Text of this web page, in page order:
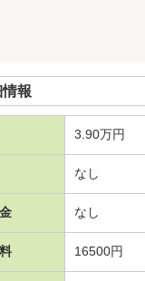
報
3.90万円
なし
なし
16500円